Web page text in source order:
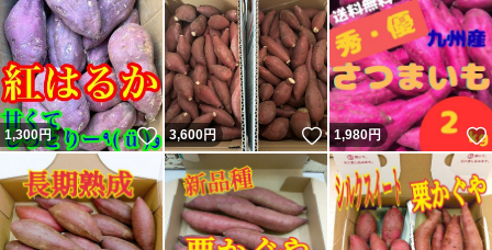
1,300円 いいね！
3,600円 いいね！
1,980円